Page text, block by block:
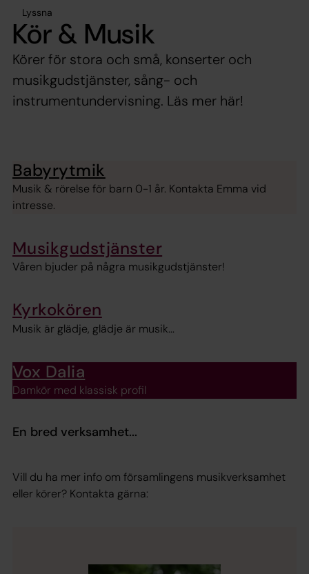
Lyssna
Kör & Musik
Körer för stora och små, konserter och
musikgudstjänster, sång- och
instrumentundervisning. Läs mer här!
Babyrytmik
Musik & rörelse för barn 0-1 år. Kontakta Emma vid
intresse.
Musikgudstjänster
Våren bjuder på några musikgudstjänster!
Kyrkokören
Musik är glädje, glädje är musik...
Vox Dalia
Damkör med klassisk profil
En bred verksamhet...
Vill du ha mer info om församlingens musikverksamhet
eller körer? Kontakta gärna: